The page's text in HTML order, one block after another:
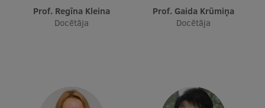
Prof. Regīna Kleina
Docētāja
Prof. Gaida Krūmiņa
Docētāja